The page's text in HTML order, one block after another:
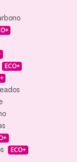
ECO+
ECO+